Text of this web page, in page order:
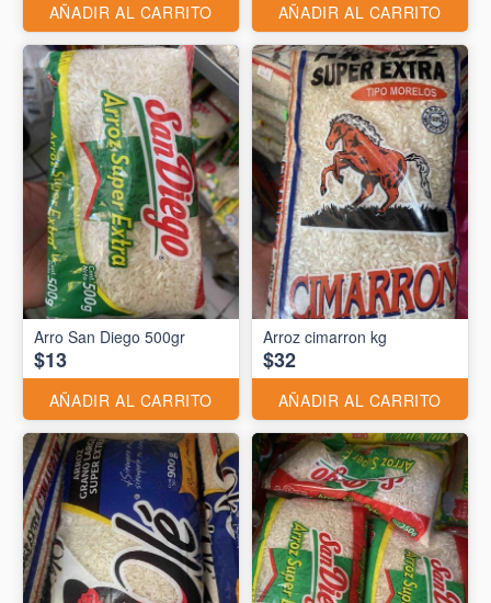
AÑADIR AL CARRITO AÑADIR AL CARRITO
Arro San Diego 500gr
$13
AÑADIR AL CARRITO
Arroz cimarron kg
$32
AÑADIR AL CARRITO